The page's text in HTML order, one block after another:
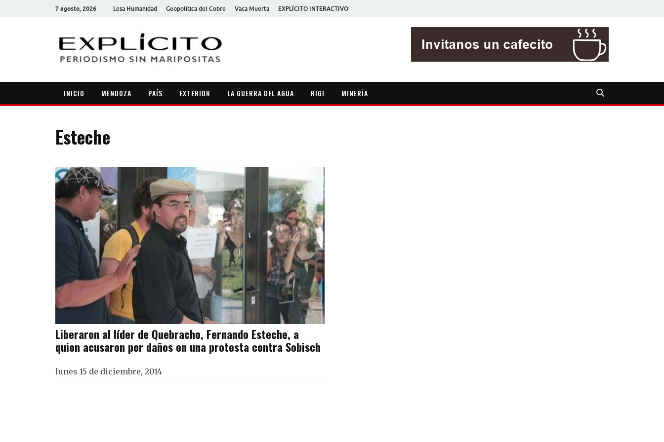
7 agosto, 2026 Lesa Humanidad Geopolítica del Cobre Vaca Muerta EXPLÍCITO INTERACTIVO
INICIO MENDOZA PAÍS EXTERIOR LA GUERRA DEL AGUA RIGI MINERÍA
Esteche
Liberaron al líder de Quebracho, Fernando Esteche, a
quien acusaron por daños en una protesta contra Sobisch
lunes 15 de diciembre, 2014